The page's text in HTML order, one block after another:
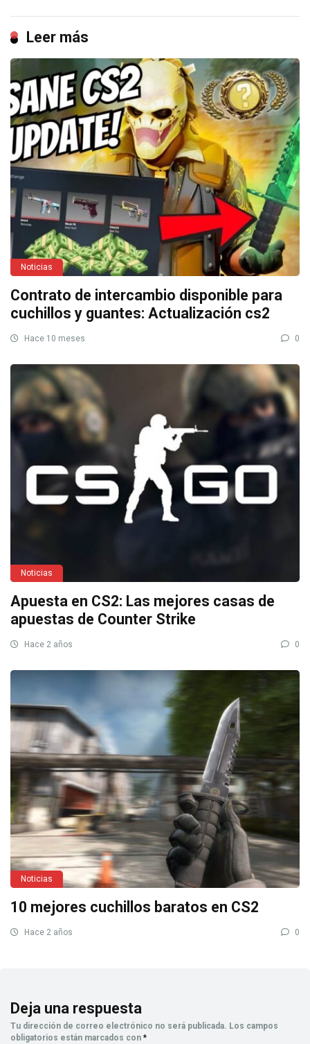
Leer más
Noticias
Contrato de intercambio disponible para
cuchillos y guantes: Actualización cs2
Hace 10 meses 0
Noticias
Apuesta en CS2: Las mejores casas de
apuestas de Counter Strike
Hace 2 años 0
Noticias
10 mejores cuchillos baratos en CS2
Hace 2 años 0
Deja una respuesta
Tu dirección de correo electrónico no será publicada. Los campos
obligatorios están marcados con *